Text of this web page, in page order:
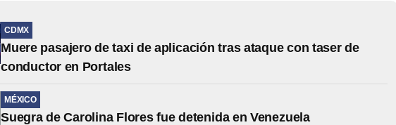
CDMX
Muere pasajero de taxi de aplicación tras ataque con taser de
conductor en Portales
MÉXICO
Suegra de Carolina Flores fue detenida en Venezuela